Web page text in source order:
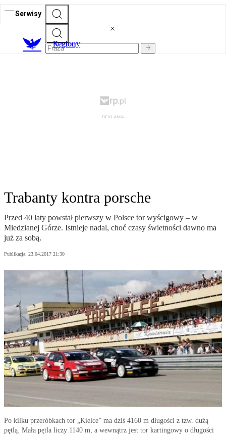
Serwisy
Regiony
Trabanty kontra porsche
Przed 40 laty powstał pierwszy w Polsce tor wyścigowy – w
Miedzianej Górze. Istnieje nadal, choć czasy świetności dawno ma
już za sobą.
Publikacja: 23.04.2017 21:30
Po kilku przeróbkach tor „Kielce” ma dziś 4160 m długości z tzw. dużą
pętlą. Mała pętla liczy 1140 m, a wewnątrz jest tor kartingowy o długości